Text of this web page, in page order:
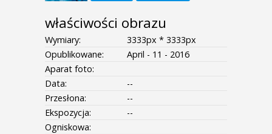
właściwości obrazu
Wymiary:
3333px * 3333px
Opublikowane:
April - 11 - 2016
Aparat foto:
Data:
--
Przesłona:
--
Ekspozycja:
--
Ogniskowa: